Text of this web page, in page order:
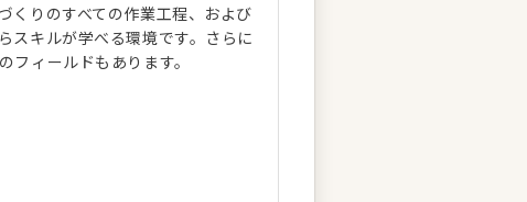
くりのすべての作業工程、および
スキルが学べる環境です。さらに
フィールドもあります。